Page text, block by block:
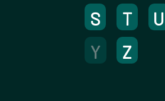
S
T U
Y
Z